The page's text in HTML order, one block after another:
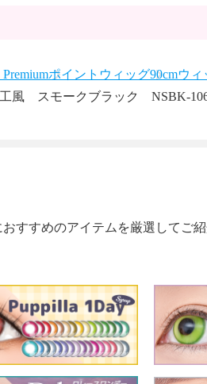
ポイントウィッグ90cmウ
風 スモークブラック NSBK-
すすめのアイテムを厳選してご